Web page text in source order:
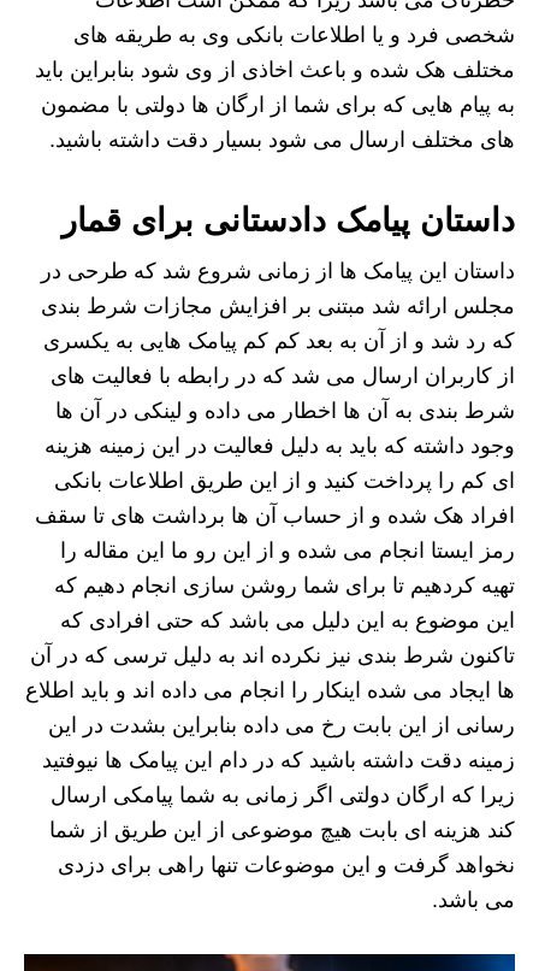
شخصی فرد و یا اطلاعات بانکی وی به طریقه های
مختلف هک شده و باعث اخاذی از وی شود بنابراین باید
به پیام هایی که برای شما از ارگان ها دولتی با مضمون
های مختلف ارسال می شود بسیار دقت داشته باشید.
داستان پیامک دادستانی برای قمار
داستان این پیامک ها از زمانی شروع شد که طرحی در
مجلس ارائه شد مبتنی بر افزایش مجازات شرط بندی
که رد شد و از آن به بعد کم کم پیامک هایی به یکسری
از کاربران ارسال می شد که در رابطه با فعالیت های
شرط بندی به آن ها اخطار می داده و لینکی در آن ها
وجود داشته که باید به دلیل فعالیت در این زمینه هزینه
ای کم را پرداخت کنید و از این طریق اطلاعات بانکی
افراد هک شده و از حساب آن ها برداشت های تا سقف
رمز ایستا انجام می شده و از این رو ما این مقاله را
تهیه کردهیم تا برای شما روشن سازی انجام دهیم که
این موضوع به این دلیل می باشد که حتی افرادی که
تاکنون شرط بندی نیز نکرده اند به دلیل ترسی که در آن
ها ایجاد می شده اینکار را انجام می داده اند و باید اطلاع
رسانی از این بابت رخ می داده بنابراین بشدت در این
زمینه دقت داشته باشید که در دام این پیامک ها نیوفتید
زیرا که ارگان دولتی اگر زمانی به شما پیامکی ارسال
کند هزینه ای بابت هیچ موضوعی از این طریق از شما
نخواهد گرفت و این موضوعات تنها راهی برای دزدی
می باشد.